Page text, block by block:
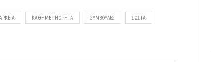
ΚΑΘΗΜΕΡΙΝΌΤΗΤΑ ΣΥΜΒΟΥΛΈΣ ΣΩΣΤΆ